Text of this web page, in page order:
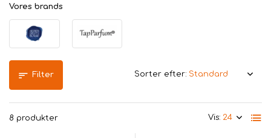
Vores brands
Filter
8 produkter Vis:
Sorter efter: